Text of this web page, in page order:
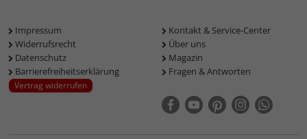
Impressum
Widerrufsrecht
Datenschutz
Barrierefreiheitserklärung
Vertrag widerrufen
Kontakt & Service-Center
Über uns
Magazin
Fragen & Antworten